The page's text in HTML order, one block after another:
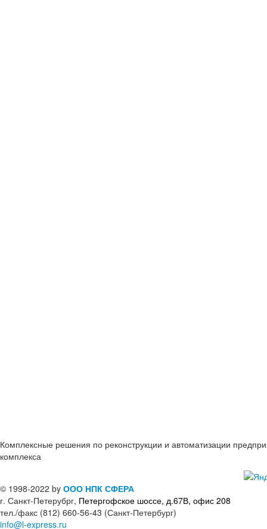
Комплексные решения по реконструкции и автоматизации
комплекса
© 1998-2022 by ООО НПК СФЕРА
г. Санкт-Петерубрг, Петергофское шоссе, д.67В, офис 208
тел./факс (812) 660-56-43 (Санкт-Петербург)
info@l-express.ru